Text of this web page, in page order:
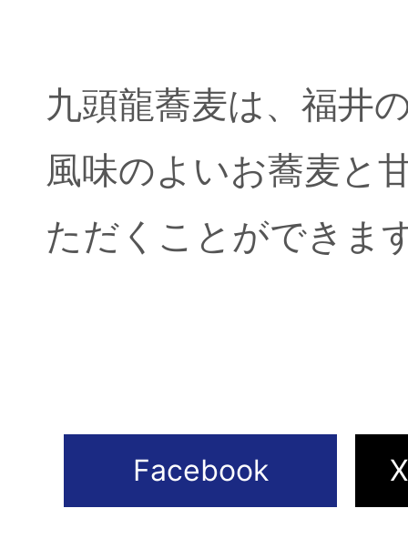
九頭龍蕎麦は、福井
風味のよいお蕎麦と
ただくことができま